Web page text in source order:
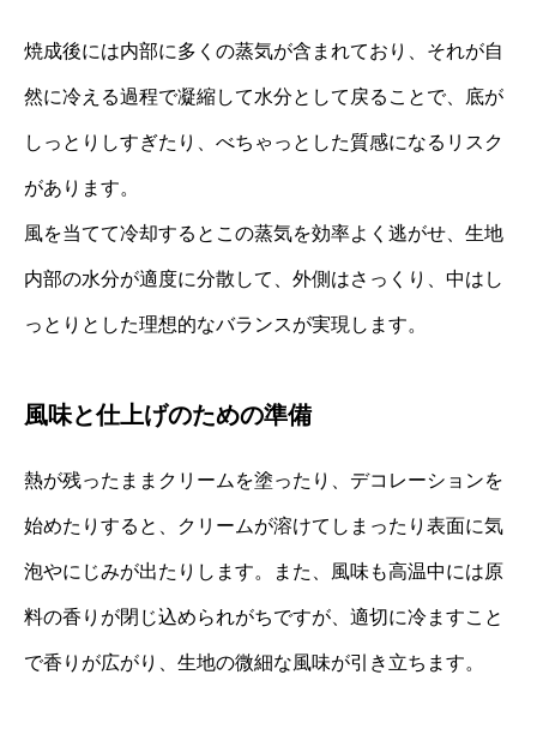
焼成後には内部に多くの蒸気が含まれており、それが自
然に冷える過程で凝縮して水分として戻ることで、底が
しっとりしすぎたり、べちゃっとした質感になるリスク
があります。
風を当てて冷却するとこの蒸気を効率よく逃がせ、生地
内部の水分が適度に分散して、外側はさっくり、中はし
っとりとした理想的なバランスが実現します。
風味と仕上げのための準備
熱が残ったままクリームを塗ったり、デコレーションを
始めたりすると、クリームが溶けてしまったり表面に気
泡やにじみが出たりします。また、風味も高温中には原
料の香りが閉じ込められがちですが、適切に冷ますこと
で香りが広がり、生地の微細な風味が引き立ちます。